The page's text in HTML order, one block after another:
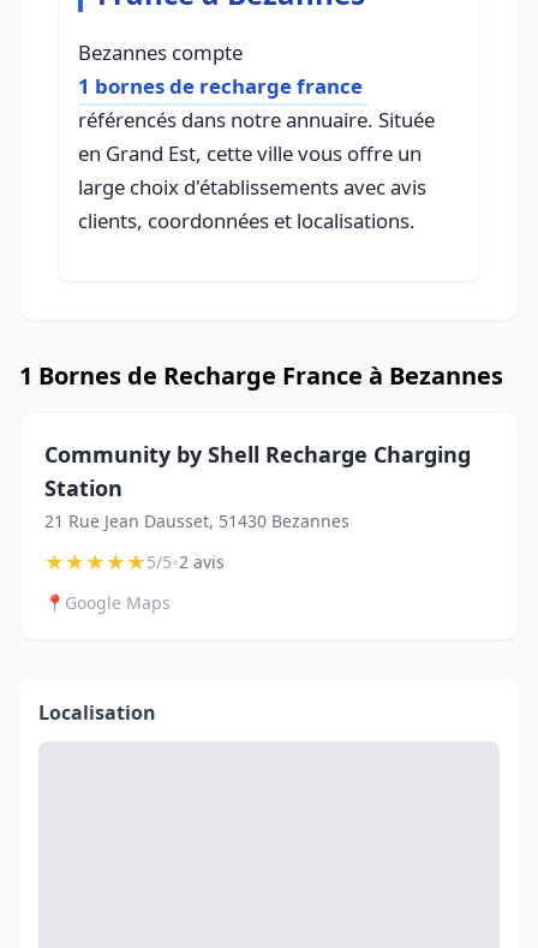
Bezannes compte
1 bornes de recharge france
référencés dans notre annuaire. Située
en Grand Est, cette ville vous offre un
large choix d'établissements avec avis
clients, coordonnées et localisations.
1 Bornes de Recharge France à Bezannes
Community by Shell Recharge Charging
Station
21 Rue Jean Dausset, 51430 Bezannes
★★★★★5/5•2 avis
📍 Google Maps
Localisation